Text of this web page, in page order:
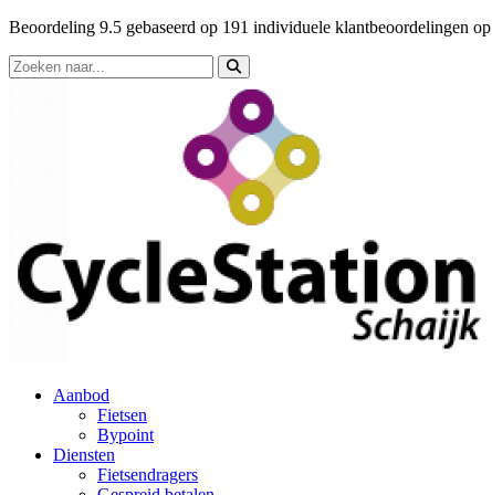
Beoordeling 9.5 gebaseerd op 191 individuele klantbeoordelingen op
Aanbod
Fietsen
Bypoint
Diensten
Fietsendragers